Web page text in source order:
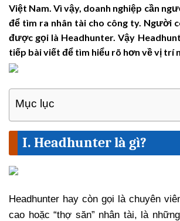
Việt Nam. Vì vậy, doanh nghiệp cần
để tìm ra nhân tài cho công ty. Người
được gọi là Headhunter. Vậy
tiếp bài viết để tìm hiểu rõ hơn về vị trí
Mục lục
I. Headhunter là gì?
Headhunter hay còn gọi là chuyên
cao hoặc “thợ săn” nhân tài, là